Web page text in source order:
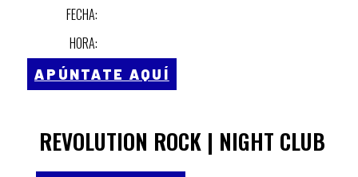
FECHA:
HORA:
APÚNTATE AQUÍ
REVOLUTION ROCK | NIGHT CLUB